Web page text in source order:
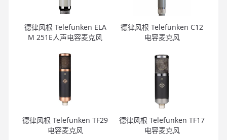
德律风根 Telefunken ELA
M 251E人声电容麦克风
德律风根 Telefunken C12
电容麦克风
德律风根 Telefunken TF29
电容麦克风
德律风根 Telefunken TF17
电容麦克风